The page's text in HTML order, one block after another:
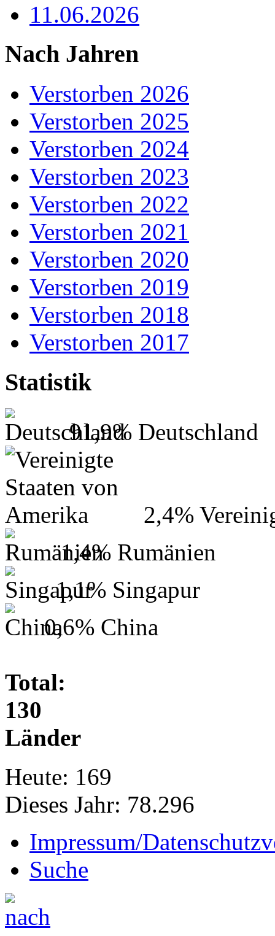
11.06.2026
Nach Jahren
Verstorben 2026
Verstorben 2025
Verstorben 2024
Verstorben 2023
Verstorben 2022
Verstorben 2021
Verstorben 2020
Verstorben 2019
Verstorben 2018
Verstorben 2017
Statistik
91,9% Deutschland
2,4%
1,4% Rumänien
1,1% Singapur
0,6% China
Total:
130
Länder
Heute: 169
Dieses Jahr: 78.296
Impressum/
Suche